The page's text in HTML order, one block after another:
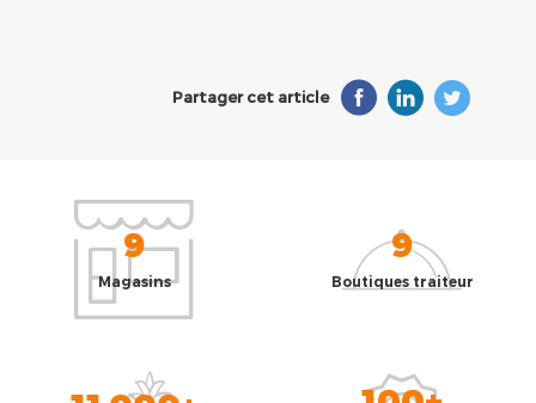
Partager cet article
9
Magasins
9
Boutiques traiteur